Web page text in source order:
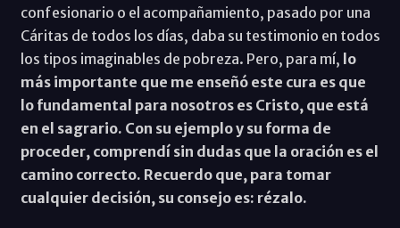
confesionario o el acompañamiento, pasado por una
Cáritas de todos los días, daba su testimonio en todos
los tipos imaginables de pobreza. Pero, para mí, lo
más importante que me enseñó este cura es que
lo fundamental para nosotros es Cristo, que está
en el sagrario. Con su ejemplo y su forma de
proceder, comprendí sin dudas que la oración es el
camino correcto. Recuerdo que, para tomar
cualquier decisión, su consejo es: rézalo.